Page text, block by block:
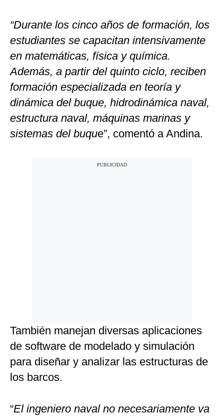
“Durante los cinco años de formación, los
estudiantes se capacitan intensivamente
en matemáticas, física y química.
Además, a partir del quinto ciclo, reciben
formación especializada en teoría y
dinámica del buque, hidrodinámica naval,
estructura naval, máquinas marinas y
sistemas del buque”, comentó a Andina.
También manejan diversas aplicaciones
de software de modelado y simulación
para diseñar y analizar las estructuras de
los barcos.
“El ingeniero naval no necesariamente va